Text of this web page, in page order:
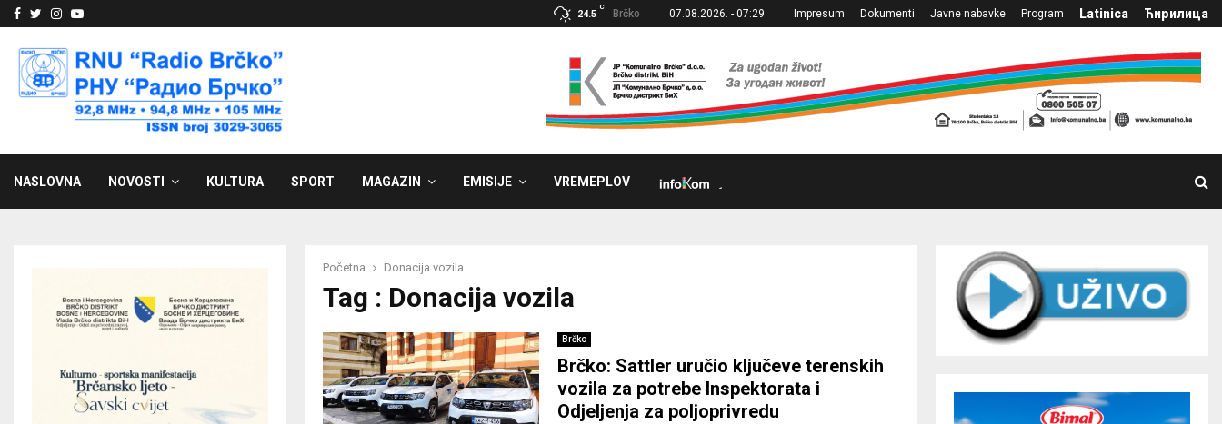
Facebook
Twitter
Instagram
Youtube 24.5
C
Brčko 07.08.2026. - 07:29 Impresum Dokumenti Javne nabavke Program Latinica Ћирилица
NASLOVNA NOVOSTI KULTURA SPORT MAGAZIN EMISIJE VREMEPLOV
Početna Donacija vozila
Tag : Donacija vozila
Brčko
Brčko: Sattler uručio ključeve terenskih
vozila za potrebe Inspektorata i
Odjeljenja za poljoprivredu